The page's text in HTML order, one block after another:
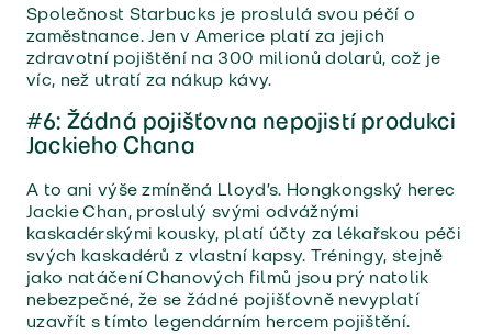
Společnost Starbucks je proslulá svou péčí o
zaměstnance. Jen v Americe platí za jejich
zdravotní pojištění na 300 milionů dolarů, což je
víc, než utratí za nákup kávy.
#6: Žádná pojišťovna nepojistí produkci
Jackieho Chana
A to ani výše zmíněná Lloyd’s. Hongkongský herec
Jackie Chan, proslulý svými odvážnými
kaskadérskými kousky, platí účty za lékařskou péči
svých kaskadérů z vlastní kapsy. Tréningy, stejně
jako natáčení Chanových filmů jsou prý natolik
nebezpečné, že se žádné pojišťovně nevyplatí
uzavřít s tímto legendárním hercem pojištění.